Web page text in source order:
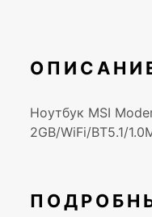
Ноутбук MSI
2GB/WiFi/BT5.1/